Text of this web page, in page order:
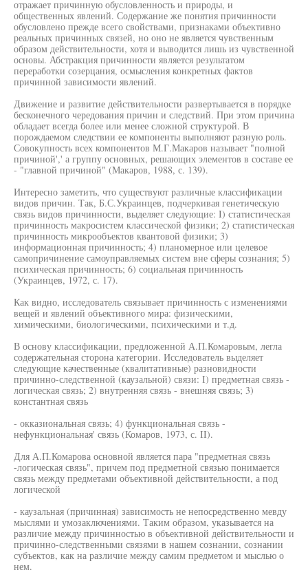
отражает причинную обусловленность и природы, и
общественных явлений. Содержание же понятия причинности
обусловлено прежде всего свойствами, признаками объективно
реальных причинных связей, но оно не является чувственным
образом действительности, хотя и выводится лишь из чувственной
основы. Абстракция причинности является результатом
переработки созерцания, осмысления конкретных фактов
причинной зависимости явлений.
Движение и развитие действительности развертывается в порядке
бесконечного чередования причин и следствий. При этом причина
обладает всегда более или менее сложной структурой. В
порождаемом следствии ее компоненты выполняют разную роль.
Совокупность всех компонентов М.Г.Макаров называет "полной
причиной',' а группу основных, решающих элементов в составе ее
- "главной причиной" (Макаров, 1988, с. 139).
Интересно заметить, что существуют различные классификации
видов причин. Так, Б.С.Украинцев, подчеркивая генетическую
связь видов причинности, выделяет следующие: I) статистическая
причинность макросистем классической физики; 2) статистическая
причинность микрообъектов квантовой физики; 3)
информационная причинность; 4) планомерное или целевое
самопричинение самоуправляемых систем вне сферы сознания; 5)
психическая причинность; 6) социальная причинность
(Украинцев, 1972, с. 17).
Как видно, исследователь связывает причинность с изменениями
вещей и явлений объективного мира: физическими,
химическими, биологическими, психическими и т.д.
В основу классификации, предложенной А.П.Комаровым, легла
содержательная сторона категории. Исследователь выделяет
следующие качественные (квалитативные) разновидности
причинно-следственной (каузальной) связи: I) предметная связь -
логическая связь; 2) внутренняя связь - внешняя связь; 3)
константная связь
- окказиональная связь; 4) функциональная связь -
нефункциональная' связь (Комаров, 1973, с. II).
Для А.П.Комарова основной является пара "предметная связь
-логическая связь", причем под предметной связью понимается
связь между предметами объективной действительности, а под
логической
- каузальная (причинная) зависимость не непосредственно мевду
мыслями и умозаключениями. Таким образом, указывается на
различие между причинностью в объективной действительности и
причинно-следственными связями в нашем сознании, сознании
субъектов, как на различие между самим предметом и мыслью о
нем.